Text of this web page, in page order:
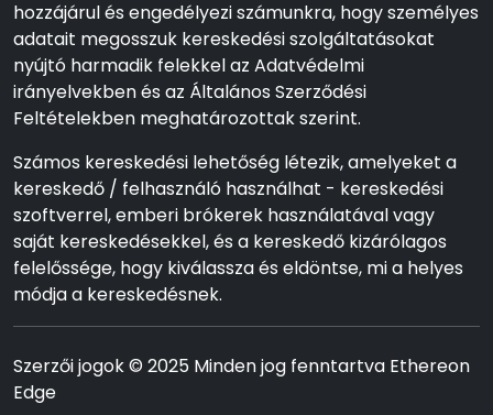
hozzájárul és engedélyezi számunkra, hogy személyes
adatait megosszuk kereskedési szolgáltatásokat
nyújtó harmadik felekkel az Adatvédelmi
irányelvekben és az Általános Szerződési
Feltételekben meghatározottak szerint.
Számos kereskedési lehetőség létezik, amelyeket a
kereskedő / felhasználó használhat - kereskedési
szoftverrel, emberi brókerek használatával vagy
saját kereskedésekkel, és a kereskedő kizárólagos
felelőssége, hogy kiválassza és eldöntse, mi a helyes
módja a kereskedésnek.
Szerzői jogok © 2025 Minden jog fenntartva Ethereon
Edge